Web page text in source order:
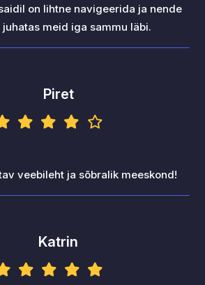
on lihtne navigeerida ja nende
meid iga sammu läbi.
Piret
veebileht ja sõbralik meeskond!
Katrin